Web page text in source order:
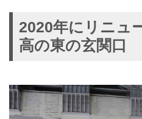
2020年にリニュ
高の東の玄関口